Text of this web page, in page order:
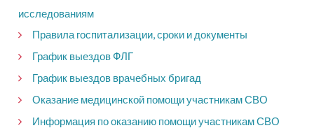
исследованиям
Правила госпитализации, сроки и документы
График выездов ФЛГ
График выездов врачебных бригад
Оказание медицинской помощи участникам СВО
Информация по оказанию помощи участникам СВО